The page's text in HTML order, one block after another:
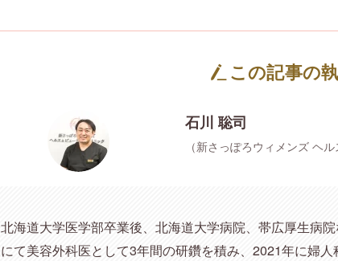
この記事の
石川 聡司
（新さっぽろウィメンズ ヘ
北海道大学医学部卒業後、北海道大学病院、帯広厚生病
にて美容外科医として3年間の研鑽を積み、2021年に婦人